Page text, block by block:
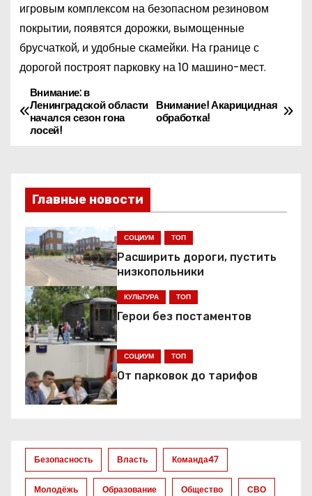
игровым комплексом на безопасном резиновом
покрытии, появятся дорожки, вымощенные
брусчаткой, и удобные скамейки. На границе с
дорогой построят парковку на 10 машино-мест.
Н
а
и
г
а
ц
и
я
п
о
а
п
Внимание! Акарицидная
обработка!
Внимание: в
Ленинградской области
начался сезон гона
лосей!
Главные новости
СОЦИУМ ТОП
Расширить дороги, пустить
низкопольники
КУЛЬТУРА ТОП
Герои без постаментов
СОЦИУМ ТОП
От парковок до тарифов
Безопасность Власть Команда47
Молодёжь Образование Общество СВО